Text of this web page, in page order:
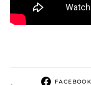
FACEBOOK